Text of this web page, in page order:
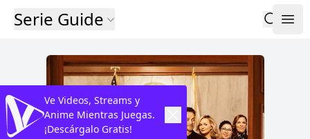
Serie Guide
Ve Videos, Streams y
Anime Mientras Juegas.
¡Descárgalo Gratis!